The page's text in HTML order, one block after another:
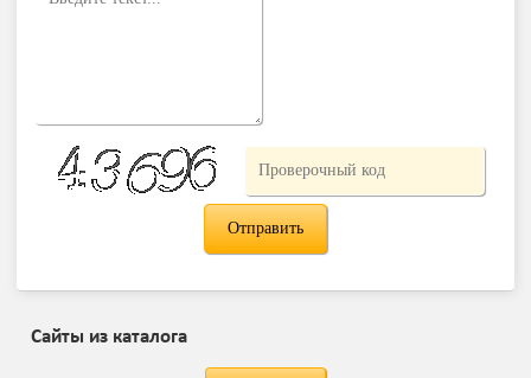
Сайты из каталога